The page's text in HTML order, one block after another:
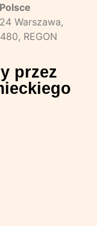
Warszawa,
REGON
przez